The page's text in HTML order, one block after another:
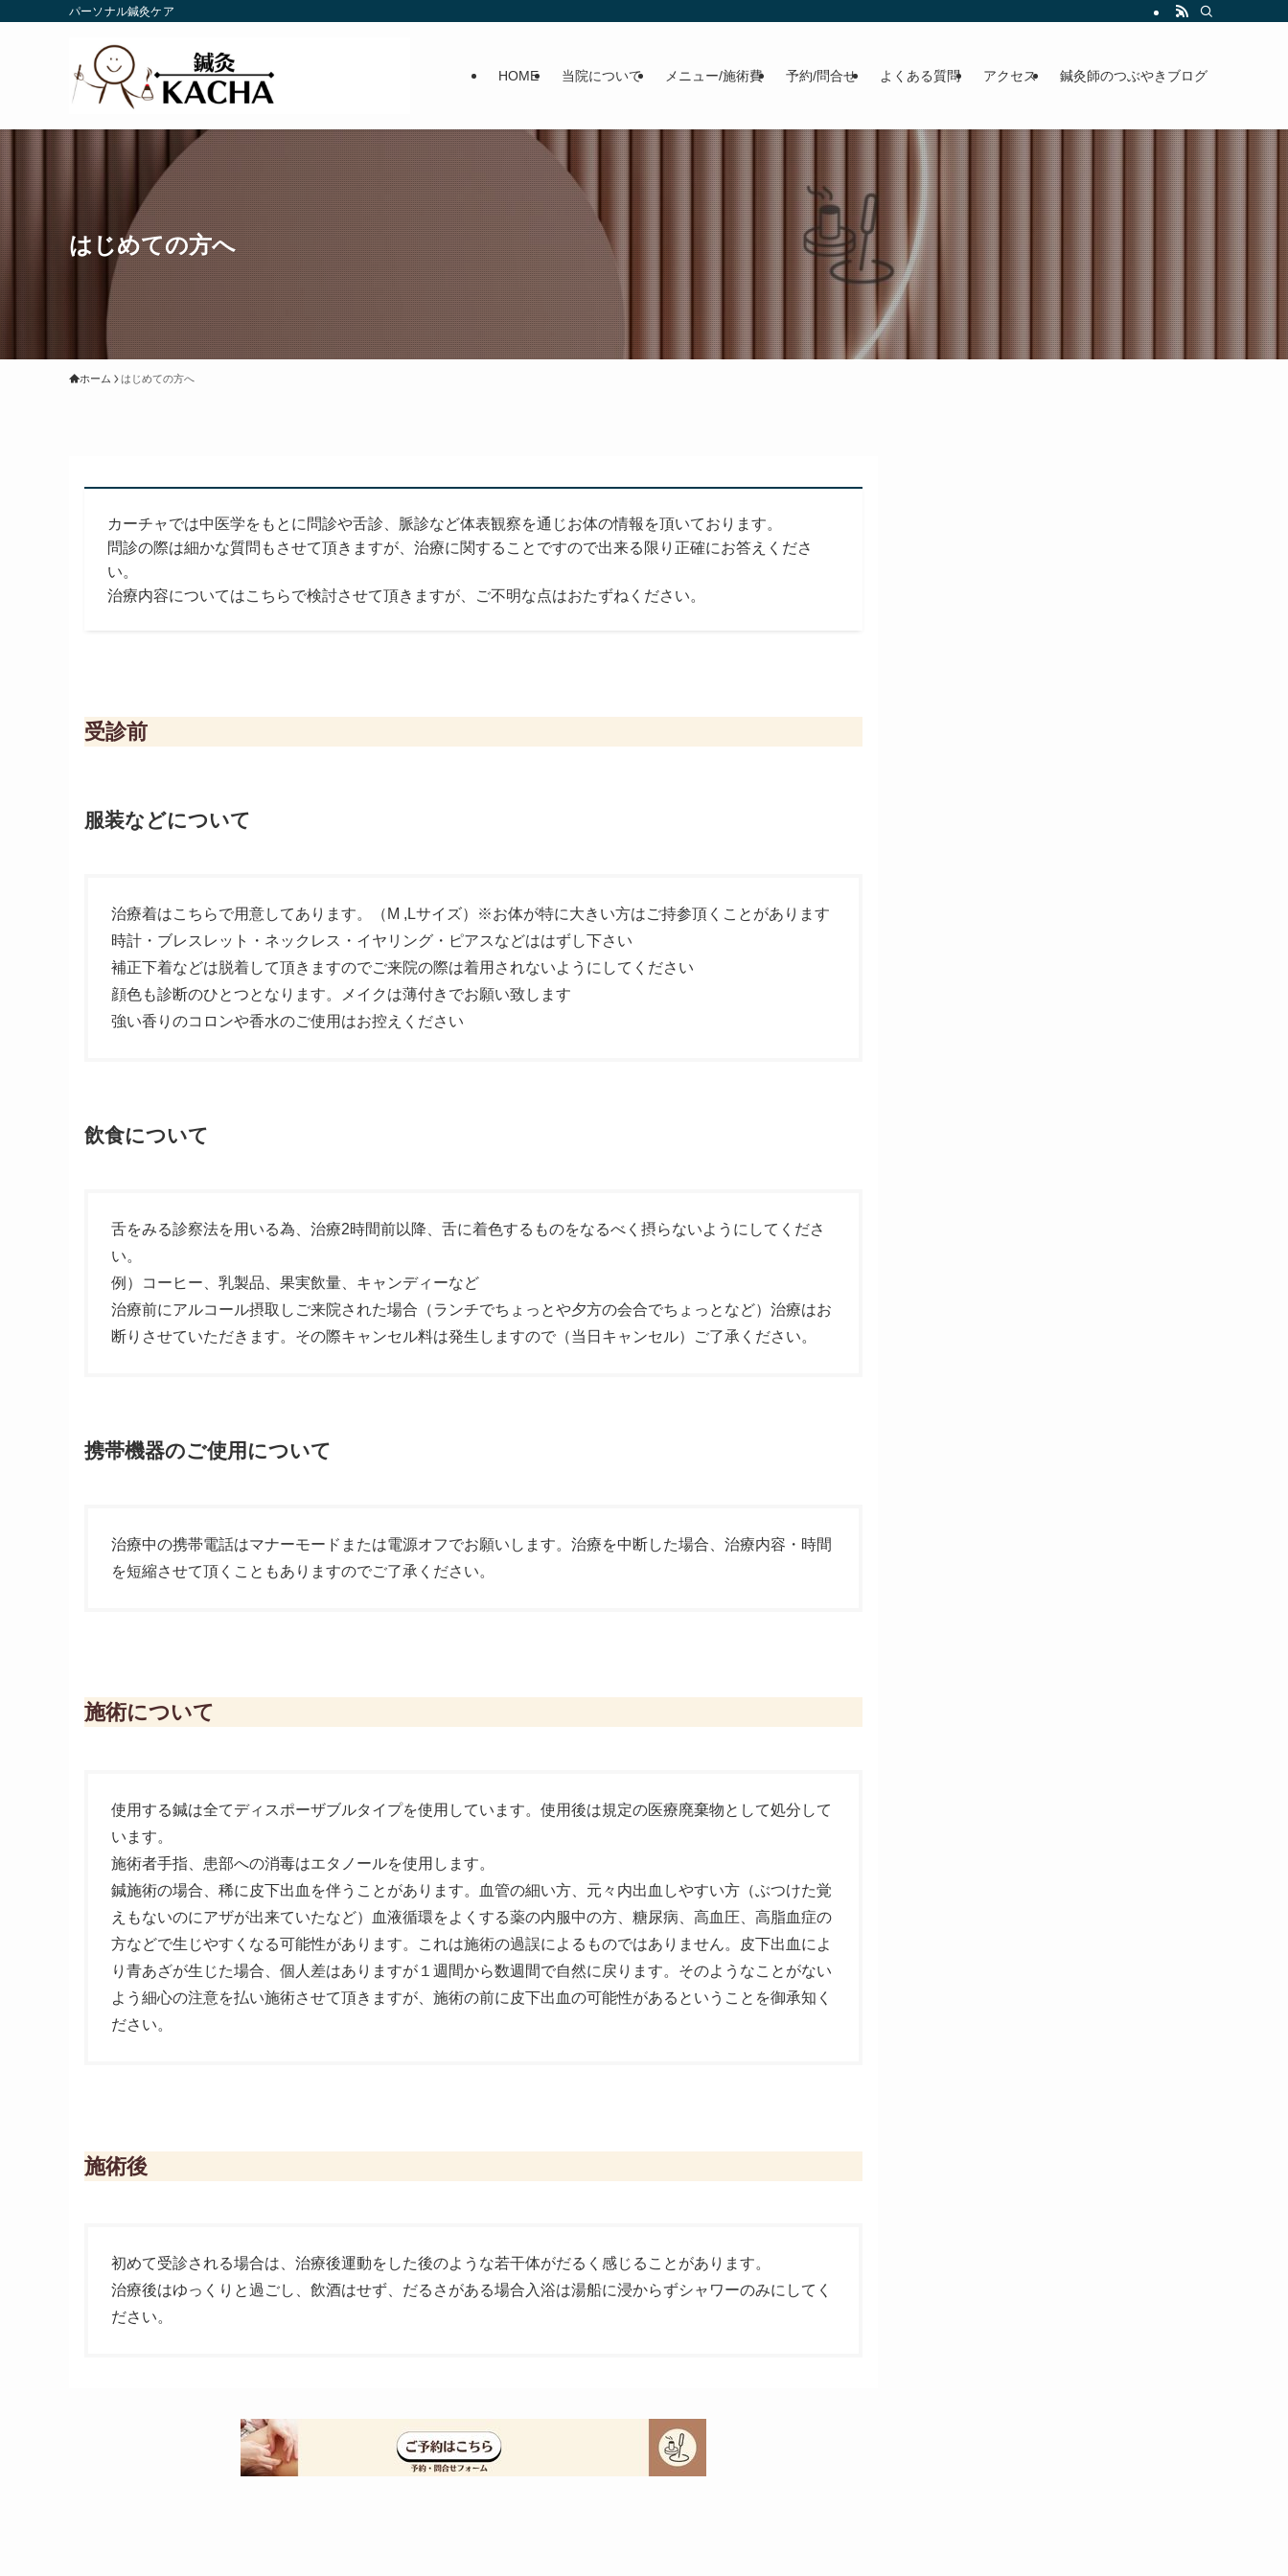
パーソナル鍼灸ケア
HOME 当院について メニュー/施術費 予約/問合せ よくある質問 アクセス 鍼灸師のつぶやきブログ
はじめての方へ
ホーム はじめての方へ
カーチャでは中医学をもとに問診や舌診、脈診など体表観察を通じお体の情報を頂いております。
問診の際は細かな質問もさせて頂きますが、治療に関することですので出来る限り正確にお答えくださ
い。
治療内容についてはこちらで検討させて頂きますが、ご不明な点はおたずねください。
受診前
服装などについて
治療着はこちらで用意してあります。（M ,Lサイズ）※お体が特に大きい方はご持参頂くことがあります
時計・ブレスレット・ネックレス・イヤリング・ピアスなどははずし下さい
補正下着などは脱着して頂きますのでご来院の際は着用されないようにしてください
顔色も診断のひとつとなります。メイクは薄付きでお願い致します
強い香りのコロンや香水のご使用はお控えください
飲食について
舌をみる診察法を用いる為、治療2時間前以降、舌に着色するものをなるべく摂らないようにしてくださ
い。
例）コーヒー、乳製品、果実飲量、キャンディーなど
治療前にアルコール摂取しご来院された場合（ランチでちょっとや夕方の会合でちょっとなど）治療はお
断りさせていただきます。その際キャンセル料は発生しますので（当日キャンセル）ご了承ください。
携帯機器のご使用について
治療中の携帯電話はマナーモードまたは電源オフでお願いします。治療を中断した場合、治療内容・時間
を短縮させて頂くこともありますのでご了承ください。
施術について
使用する鍼は全てディスポーザブルタイプを使用しています。使用後は規定の医療廃棄物として処分して
います。
施術者手指、患部への消毒はエタノールを使用します。
鍼施術の場合、稀に皮下出血を伴うことがあります。血管の細い方、元々内出血しやすい方（ぶつけた覚
えもないのにアザが出来ていたなど）血液循環をよくする薬の内服中の方、糖尿病、高血圧、高脂血症の
方などで生じやすくなる可能性があります。これは施術の過誤によるものではありません。皮下出血によ
り青あざが生じた場合、個人差はありますが１週間から数週間で自然に戻ります。そのようなことがない
よう細心の注意を払い施術させて頂きますが、施術の前に皮下出血の可能性があるということを御承知く
ださい。
施術後
初めて受診される場合は、治療後運動をした後のような若干体がだるく感じることがあります。
治療後はゆっくりと過ごし、飲酒はせず、だるさがある場合入浴は湯船に浸からずシャワーのみにしてく
ださい。